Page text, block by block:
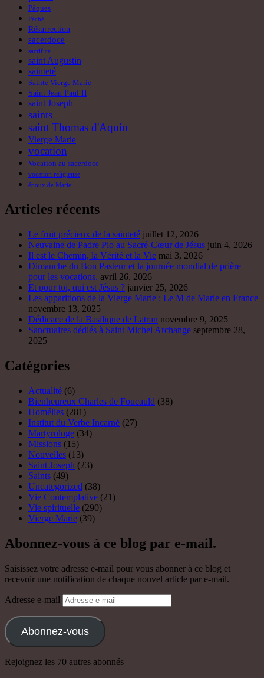
Pâques
Péché
Résurrection
sacerdoce
sacrifice
saint Augustin
sainteté
Sainte Vierge Marie
Saint Jean Paul II
saint Joseph
saints
saint Thomas d'Aquin
Vierge Marie
vocation
Vocation au sacerdoce
vocation religieuse
époux de Marie
Articles récents
Le fruit précieux de la sainteté juillet 12, 2026
Neuvaine de Padre Pio au Sacré-Cœur de Jésus juin 4, 2026
Il est le Chemin, la Vérité et la Vie mai 3, 2026
Dimanche du Bon Pasteur et la journée mondial de prière
pour les vocations. avril 26, 2026
Et pour toi, qui est Jésus ? janvier 25, 2026
Les apparitions de la Vierge Marie : Le M de Marie en France
novembre 13, 2025
Dédicace de la Basilique de Latran novembre 9, 2025
Sanctuaires dédiés à Saint Michel Archange septembre 28,
2025
Catégories
Actualité (6)
Bienheureux Charles de Foucauld (38)
Homélies (281)
Institut du Verbe Incarné (27)
Martyrologe (34)
Missions (15)
Nouvelles (13)
Saint Joseph (23)
Saints (49)
Uncategorized (38)
Vie Contemplative (21)
Vie spirituelle (290)
Vierge Marie (39)
Abonnez-vous à ce blog par e-mail.
Saisissez votre adresse e-mail pour vous abonner à ce blog et
recevoir une notification de chaque nouvel article par e-mail.
Adresse e-mail
Abonnez-vous
Rejoignez les 70 autres abonnés